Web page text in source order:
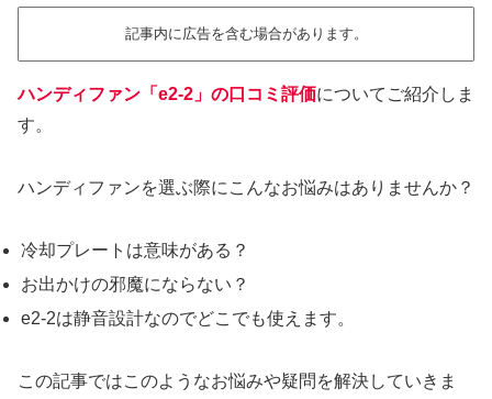
記事内に広告を含む場合があります。
ハンディファン「e2-2」の口コミ評価についてご紹介しま
す。
ハンディファンを選ぶ際にこんなお悩みはありませんか？
冷却プレートは意味がある？
お出かけの邪魔にならない？
e2-2は静音設計なのでどこでも使えます。
この記事ではこのようなお悩みや疑問を解決していきま